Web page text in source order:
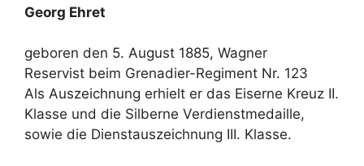
Georg Ehret
geboren den 5. August 1885, Wagner
Reservist beim Grenadier-Regiment Nr. 123
Als Auszeichnung erhielt er das Eiserne Kreuz II.
Klasse und die Silberne Verdienstmedaille,
sowie die Dienstauszeichnung III. Klasse.